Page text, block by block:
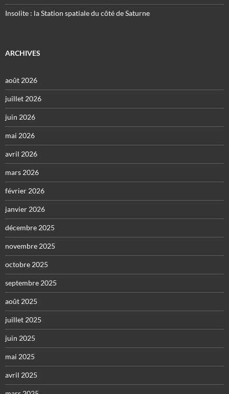
Insolite : la Station spatiale du côté de Saturne
ARCHIVES
août 2026
juillet 2026
juin 2026
mai 2026
avril 2026
mars 2026
février 2026
janvier 2026
décembre 2025
novembre 2025
octobre 2025
septembre 2025
août 2025
juillet 2025
juin 2025
mai 2025
avril 2025